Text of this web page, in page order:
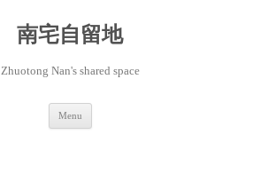
南宅自留地
Zhuotong Nan's shared space
Menu